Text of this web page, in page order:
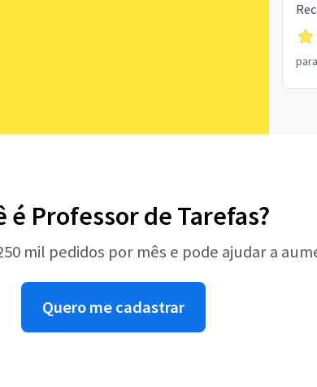
para
é Professor de Tarefas?
mil pedidos por mês e pode ajudar a
Quero me cadastrar